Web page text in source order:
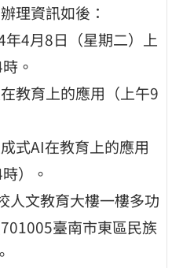
理資訊如後：
年4月8日（星期二）上
。
教育上的應用（上午9
式AI在教育上的應用
）。
人文教育大樓一樓多功
臺南市東區民族